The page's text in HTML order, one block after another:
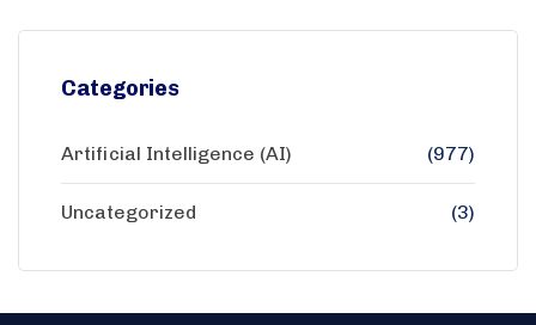
Categories
Artificial Intelligence (AI) (977)
Uncategorized (3)